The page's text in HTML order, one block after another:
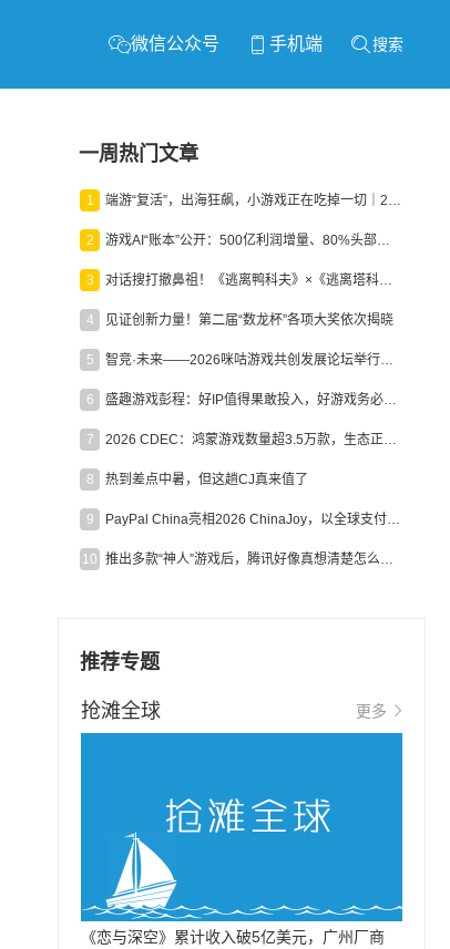
微信公众号 手机端 搜索
一周热门文章
1 端游“复活”，出海狂飙，小游戏正在吃掉一切｜2026上半年产业报告
2 游戏AI“账本”公开：500亿利润增量、80%头部入局，谁在闷声发财？
3 对话搜打撤鼻祖！《逃离鸭科夫》×《逃离塔科夫》官方线下沙龙落幕
4 见证创新力量！第二届“数龙杯”各项大奖依次揭晓
5 智竞·未来——2026咪咕游戏共创发展论坛举行：聚力精品内容、AI创作与电竞生态，共建高品质益智健康游戏社区
6 盛趣游戏彭程：好IP值得果敢投入，好游戏务必长效经营
7 2026 CDEC：鸿蒙游戏数量超3.5万款，生态正循环加速产业高质量发展
8 热到差点中暑，但这趟CJ真来值了
9 PayPal China亮相2026 ChinaJoy，以全球支付能力助力中国游戏企业深化全球运营
10 推出多款“神人”游戏后，腾讯好像真想清楚怎么做二次元了
推荐专题
抢滩全球 更多
《恋与深空》累计收入破5亿美元，广州厂商